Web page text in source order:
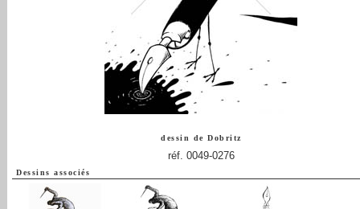
dessin deDobritz
réf. 0049-0276
Dessins associés